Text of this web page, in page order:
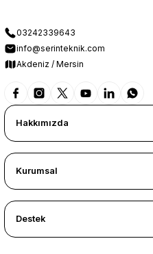
03242339643
info@serinteknik.com
Akdeniz / Mersin
Hakkımızda
Kurumsal
Destek